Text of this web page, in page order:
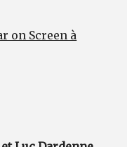
on Screen à